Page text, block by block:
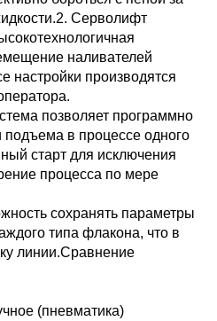
Серволифт
наливателей
настройки производятся
позволяет программно
подъема в процессе одного
старт для исключения
процесса по мере
сохранять параметры
типа флакона, что в
линии.Сравнение
(пневматика)